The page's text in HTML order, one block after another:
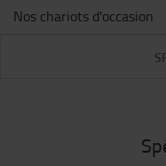
Nos chariots d'occasion